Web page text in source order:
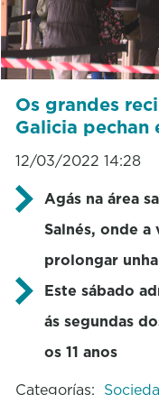
Os grandes
Galicia pechan
12/03/2022 14:28
Agás na área
Salnés, onde a
prolongar
Este sábado
ás segundas
os 11 anos
Categorías: